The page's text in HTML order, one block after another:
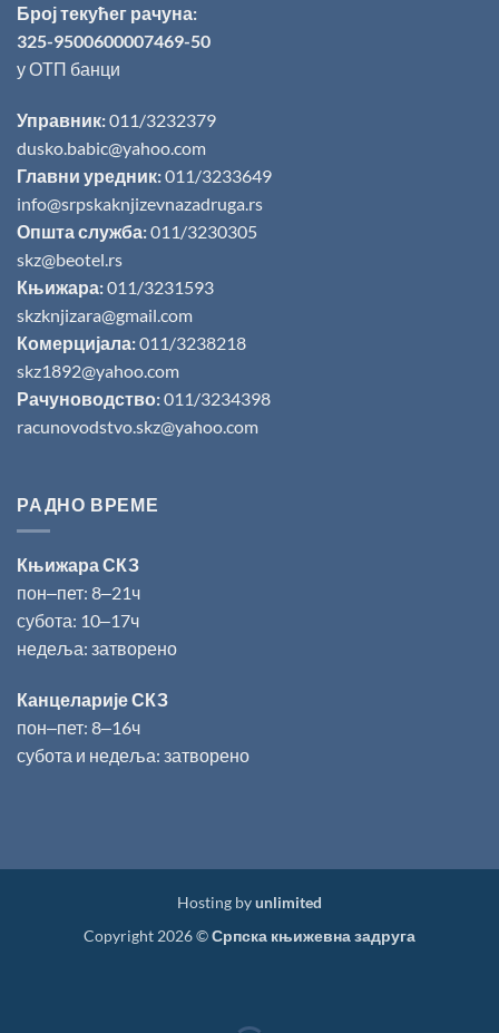
Број текућег рачуна:
325-9500600007469-50
у ОТП банци
Управник:011/3232379
dusko.babic@yahoo.com
Главни уредник:011/3233649
info@srpskaknjizevnazadruga.rs
Општа служба:011/3230305
skz@beotel.rs
Књижара:011/3231593
skzknjizara@gmail.com
Комерцијала:011/3238218
skz1892@yahoo.com
Рачуноводство:011/3234398
racunovodstvo.skz@yahoo.com
РАДНО ВРЕМЕ
Књижара СКЗ
пон‒пет: 8‒21ч
субота: 10‒17ч
недеља: затворено
Канцеларије СКЗ
пон‒пет: 8‒16ч
субота и недеља: затворено
Hosting byunlimited
Copyright 2026 ©Српска књижевна задруга